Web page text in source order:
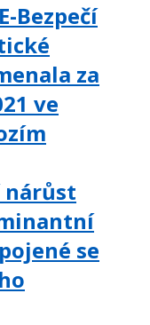
Bezpečí
za
ve
se